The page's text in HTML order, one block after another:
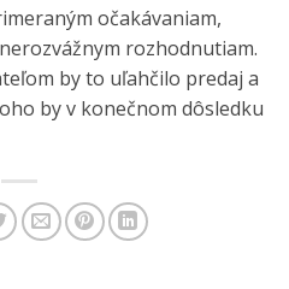
očakávaniam,
rozhodnutiam.
by to uľahčilo predaj a
by v konečnom dôsledku